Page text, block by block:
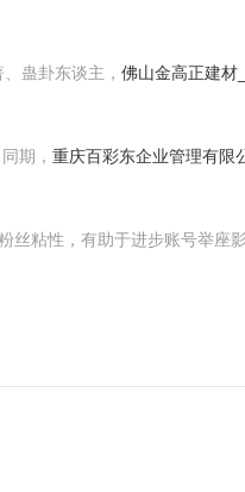
蛊卦东谈主， 佛山金高正建材
期， 重庆百彩东企业管理有限
粘性，有助于进步账号举座影